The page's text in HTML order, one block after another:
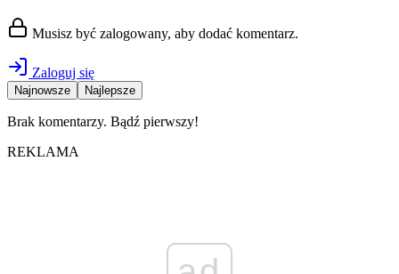
Musisz być zalogowany, aby dodać komentarz.
Zaloguj się
Najnowsze Najlepsze
Brak komentarzy. Bądź pierwszy!
REKLAMA